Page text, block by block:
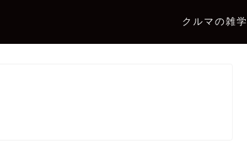
クルマの雑学